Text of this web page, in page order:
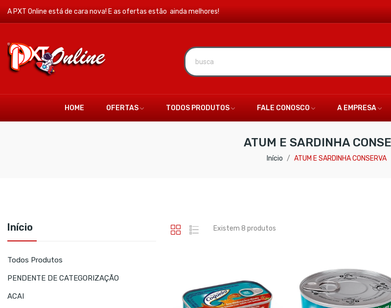
A PXT Online está de cara nova! E as ofertas estão ainda melhores!
HOME OFERTAS TODOS PRODUTOS FALE CONOSCO A EMPRESA
ATUM E SARDINHA
Início ATUM E SARDINHA CONSERVA
Início
Todos Produtos
PENDENTE DE CATEGORIZAÇÃO
ACAI
Existem 8 produtos